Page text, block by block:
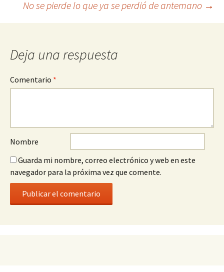
entrada
No se pierde lo que ya se perdió de antemano →
Deja una respuesta
Comentario *
Nombre
Guarda mi nombre, correo electrónico y web en este
navegador para la próxima vez que comente.